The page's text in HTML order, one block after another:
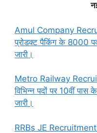
Amul Company
प्रोडक्ट पैकिंग के 8000
जारी।
Metro Railway
विभिन्न पदों पर 10वीं
जारी।
RRBs JE Recruitment